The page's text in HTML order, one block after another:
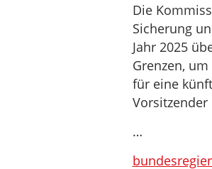
Die
Sicherung
Jahr 2025
Grenzen,
für eine
…